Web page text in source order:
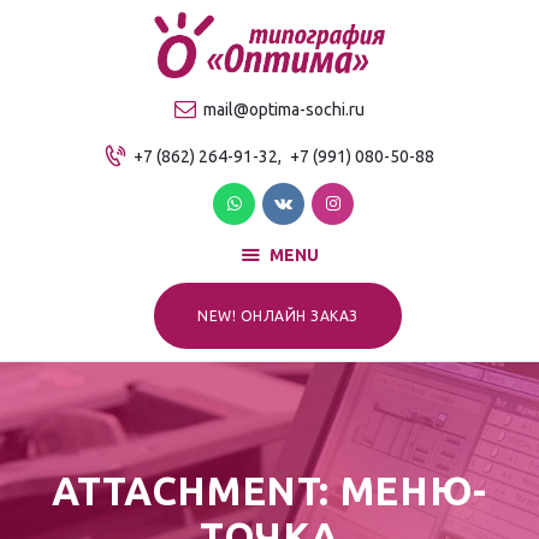
mail@optima-sochi.ru
+7 (862) 264-91-32, +7 (991) 080-50-88
MENU
NEW! ОНЛАЙН ЗАКАЗ
ATTACHMENT: МЕНЮ-
Качественная типография в Сочи
О компании
Продукция
Услуги
Прайс-лист
Для клиентов